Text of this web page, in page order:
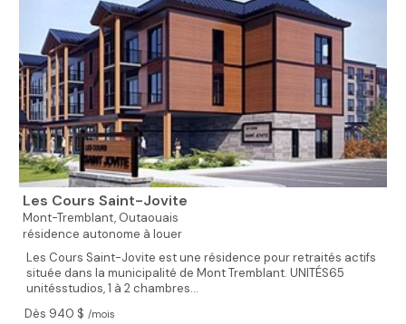
Les Cours Saint-Jovite
Mont-Tremblant, Outaouais
résidence autonome à louer
Les Cours Saint-Jovite est une résidence pour retraités actifs
située dans la municipalité de Mont Tremblant. UNITÉS65
unitésstudios, 1 à 2 chambres...
Dès 940 $ /mois